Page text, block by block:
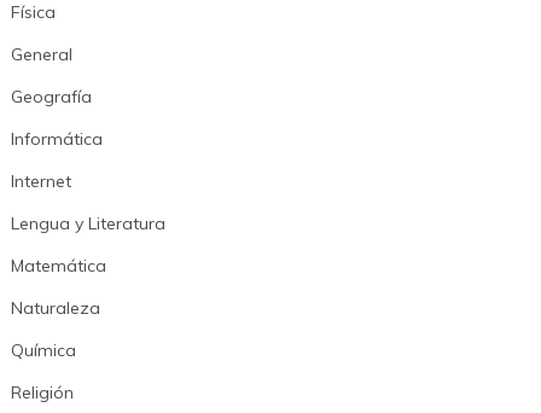
Física
General
Geografía
Informática
Internet
Lengua y Literatura
Matemática
Naturaleza
Química
Religión